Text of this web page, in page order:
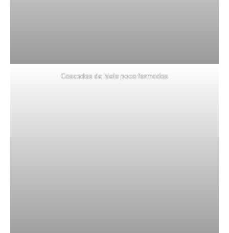
Cascadas de hielo poco formadas